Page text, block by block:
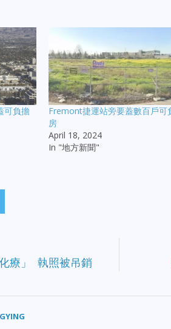
可負擔
Fremont捷運站旁要蓋數百戶可
房
April 18, 2024
In "地方新聞"
療」 執照被吊銷